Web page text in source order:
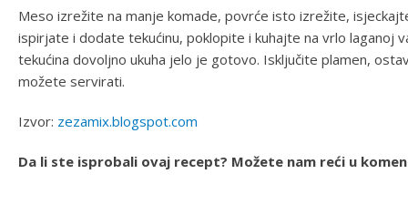
Meso izrežite na manje komade, povrće isto izrežite,
ispirjate i dodate tekućinu, poklopite i kuhajte na vrlo laganoj
tekućina dovoljno ukuha jelo je gotovo. Isključite plamen,
možete servirati.
Izvor: zezamix.blogspot.com
Da li ste isprobali ovaj recept? Možete nam reći u